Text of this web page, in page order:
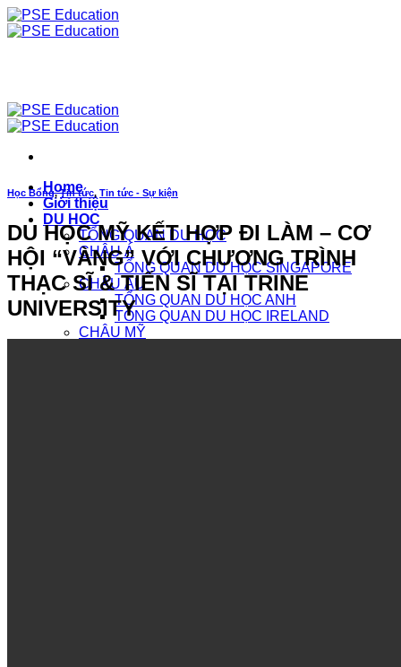
Chuyển
đến
Home
Giới thiệu
DU HỌC
TỔNG QUAN DU HỌC
CHÂU Á
TỔNG QUAN DU HỌC SINGAPORE
CHÂU ÂU
TỔNG QUAN DU HỌC ANH
TỔNG QUAN DU HỌC IRELAND
CHÂU MỸ
Học Bổng,Tin tức, Tin tức - Sự kiện
DU HỌC MỸ KẾT HỢP ĐI LÀM – CƠ
HỘI “VÀNG” VỚI CHƯƠNG TRÌNH
THẠC SĨ & TIẾN SĨ TẠI TRINE
UNIVERSITY